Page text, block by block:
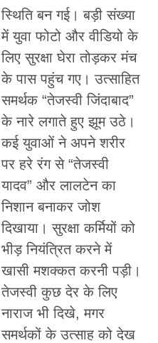
स्थिति बन गई। बड़ी संख्या
में युवा फोटो और वीडियो के
लिए सुरक्षा घेरा तोड़कर मंच
के पास पहुंच गए। उत्साहित
समर्थक “तेजस्वी जिंदाबाद”
के नारे लगाते हुए झूम उठे।
कई युवाओं ने अपने शरीर
पर हरे रंग से “तेजस्वी
यादव” और लालटेन का
निशान बनाकर जोश
दिखाया। सुरक्षा कर्मियों को
भीड़ नियंत्रित करने में
खासी मशक्कत करनी पड़ी।
तेजस्वी कुछ देर के लिए
नाराज भी दिखे, मगर
समर्थकों के उत्साह को देख